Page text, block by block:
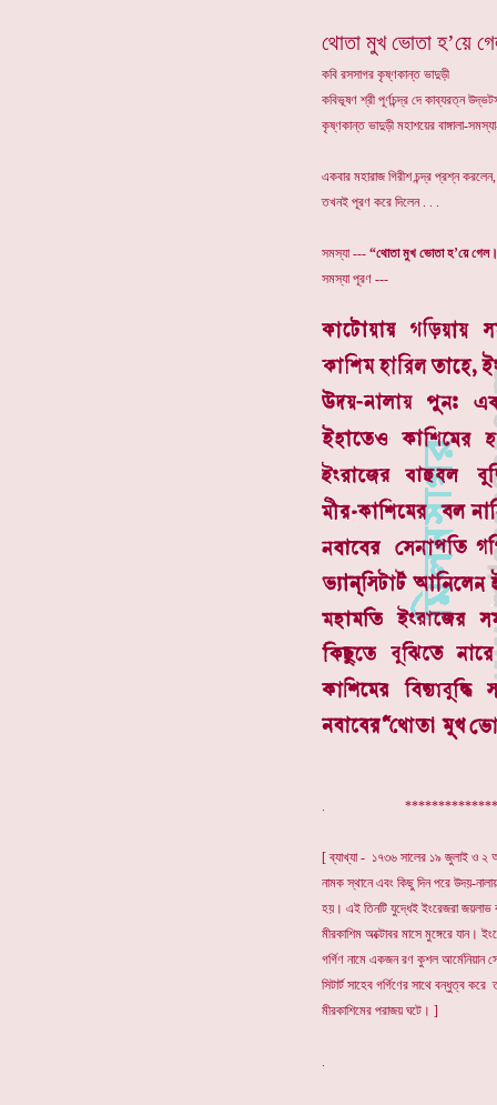
.
[ ব্যাখ্যা - ১৭৩৬ সালের ১৯ জুলাই ও ২
নামক স্থানে এবং কিছু দিন পরে উদয়-
হয়। এই তিনটি যুদ্ধেই ইংরেজরা জয়লাভ
মীরকাশিম অক্টোবর মাসে মুঙ্গেরে যান।
গর্গিণ নামে একজন রণ কুশল আর্মেনিয়ান
সিটার্ট সাহেব গর্গিণের সাথে বন্ধুত্ব
মীরকাশিমের পরাজয় ঘটে। ]
থোতা মুখ ভোতা হ’য়ে
কবি রসসাগর কৃষ্ণকান্ত ভাদুড়ী
কবিভূষণ শ্রী পূর্ণচন্দ্র দে কাব্যরত্ন
কৃষ্ণকান্ত ভাদুড়ী মহাশয়ের বাঙ্গালা-
একবার মহারাজ গিরীশ চন্দ্র প্রশ্ন
তখনই পূরণ করে দিলেন . . .
সমস্যা --- “থোতা মুখ ভোতা হ’য়ে
সমস্যা পূরণ ---